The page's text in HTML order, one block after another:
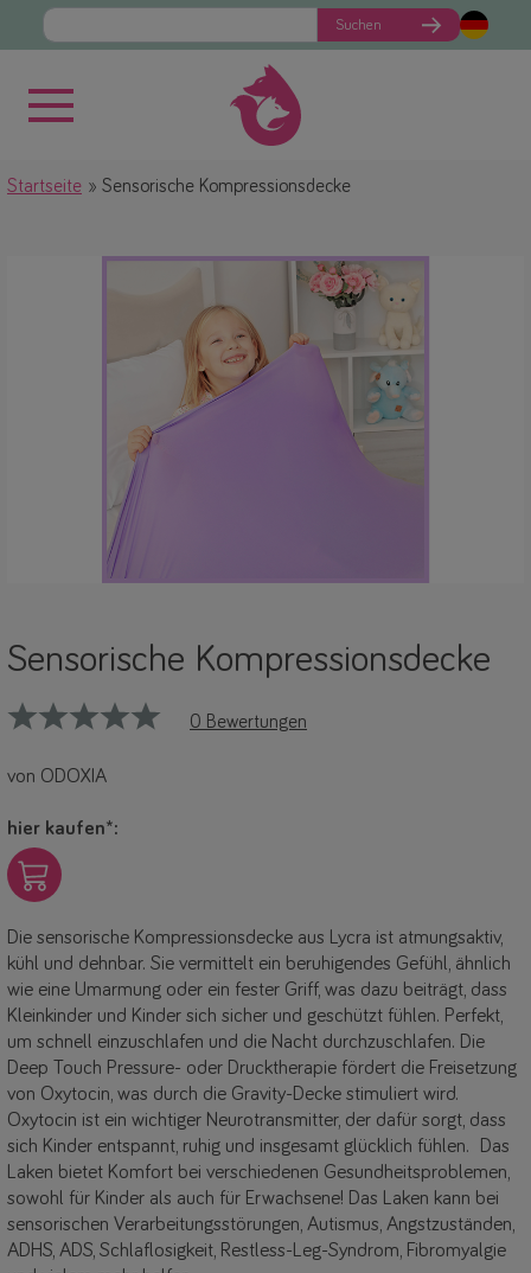
Suchen
Startseite Sensorische Kompressionsdecke
Sensorische Kompressionsdecke
0 Bewertungen
von ODOXIA
hier kaufen*:
Die sensorische Kompressionsdecke aus Lycra ist atmungsaktiv,
kühl und dehnbar. Sie vermittelt ein beruhigendes Gefühl, ähnlich
wie eine Umarmung oder ein fester Griff, was dazu beiträgt, dass
Kleinkinder und Kinder sich sicher und geschützt fühlen. Perfekt,
um schnell einzuschlafen und die Nacht durchzuschlafen. Die
Deep Touch Pressure- oder Drucktherapie fördert die Freisetzung
von Oxytocin, was durch die Gravity-Decke stimuliert wird.
Oxytocin ist ein wichtiger Neurotransmitter, der dafür sorgt, dass
sich Kinder entspannt, ruhig und insgesamt glücklich fühlen. Das
Laken bietet Komfort bei verschiedenen Gesundheitsproblemen,
sowohl für Kinder als auch für Erwachsene! Das Laken kann bei
sensorischen Verarbeitungsstörungen, Autismus, Angstzuständen,
ADHS, ADS, Schlaflosigkeit, Restless-Leg-Syndrom, Fibromyalgie